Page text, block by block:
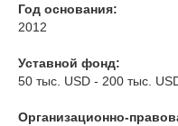
Год основания:
2012
Уставной фонд:
50 тыс. USD - 200 тыс.
Организационно-